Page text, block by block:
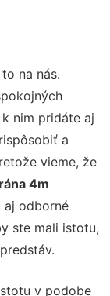
na nás.
nim pridáte aj
a
vieme, že
4m
aj odborné
ste mali istotu,
v podobe